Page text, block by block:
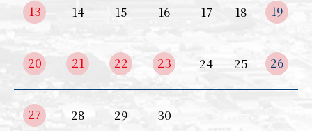
13 14 15 16 17 18 19
20 21 22 23 24 25 26
27 28 29 30